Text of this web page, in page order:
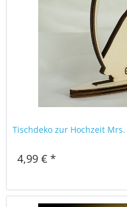
Tischdeko zur Hochzeit
4,99 € *